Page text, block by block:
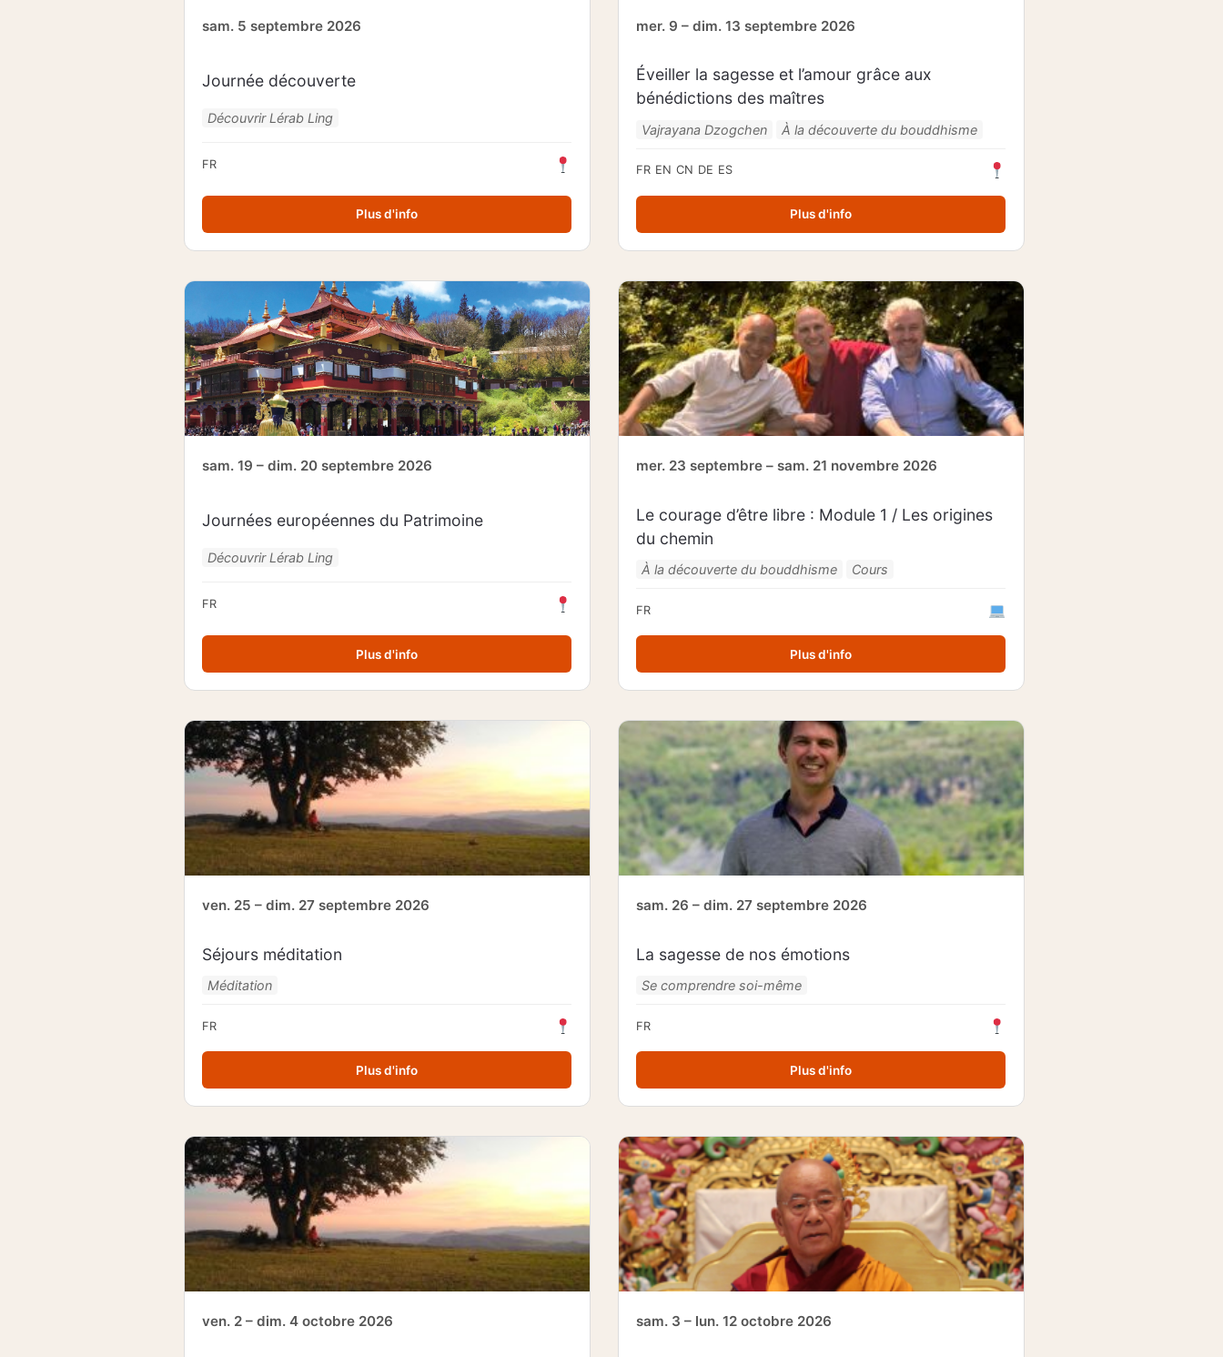
sam. 5 septembre 2026
Journée découverte
Découvrir Lérab Ling
FR
Plus d'info
mer. 9 – dim. 13 septembre 2026
Éveiller la sagesse et l’amour grâce aux
bénédictions des maîtres
Vajrayana Dzogchen À la découverte du bouddhisme
FR EN CN DE ES
Plus d'info
sam. 19 – dim. 20 septembre 2026
Journées européennes du Patrimoine
Découvrir Lérab Ling
FR
Plus d'info
mer. 23 septembre – sam. 21 novembre 2026
Le courage d’être libre : Module 1 / Les origines
du chemin
À la découverte du bouddhisme Cours
FR
Plus d'info
ven. 25 – dim. 27 septembre 2026
Séjours méditation
Méditation
FR
Plus d'info
sam. 26 – dim. 27 septembre 2026
La sagesse de nos émotions
Se comprendre soi-même
FR
Plus d'info
ven. 2 – dim. 4 octobre 2026 sam. 3 – lun. 12 octobre 2026